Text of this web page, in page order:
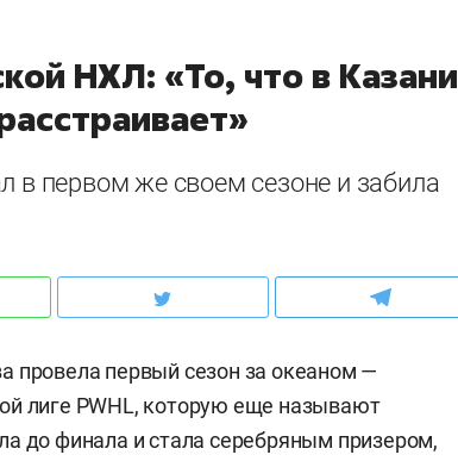
НХЛ: «То, что в Казани
первом же своем сезоне и забила
провела первый сезон за океаном —
лиге PWHL, которую еще называют
до финала и стала серебряным призером,